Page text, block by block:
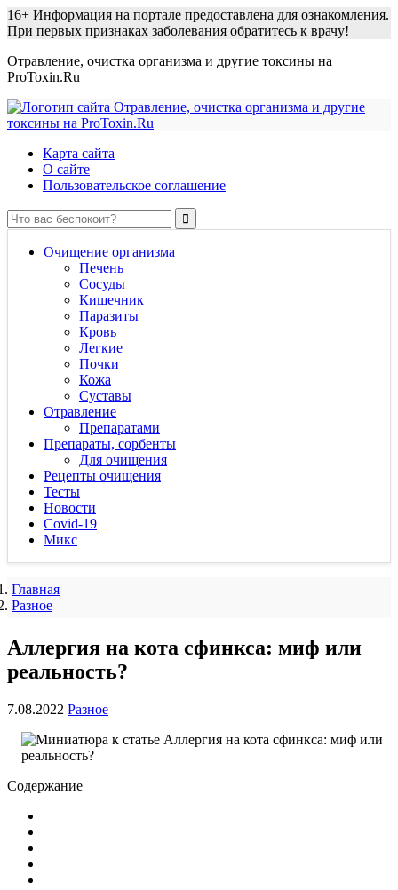
16+ Информация на портале предоставлена для ознакомления.
При первых признаках заболевания обратитесь к врачу!
Отравление, очистка организма и другие токсины на
ProToxin.Ru
Карта сайта
О сайте
Пользовательское соглашение
Очищение организма
Печень
Сосуды
Кишечник
Паразиты
Кровь
Легкие
Почки
Кожа
Суставы
Отравление
Препаратами
Препараты, сорбенты
Для очищения
Рецепты очищения
Тесты
Новости
Covid-19
Микс
Главная
Разное
Аллергия на кота сфинкса: миф или
реальность?
7.08.2022 Разное
Содержание